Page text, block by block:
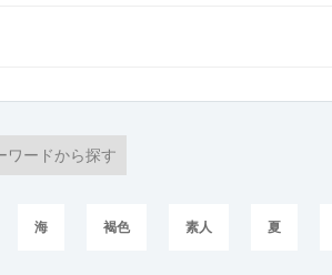
ワードから探す
海 褐色 素人 夏